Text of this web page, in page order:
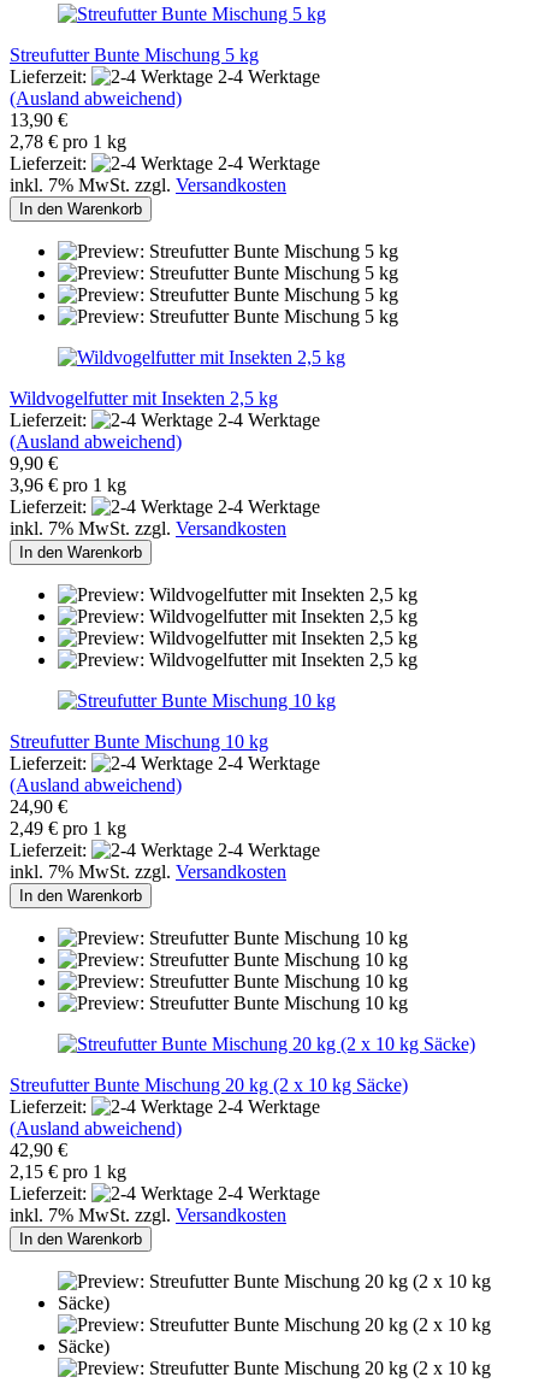
Streufutter Bunte Mischung 5 kg
Lieferzeit:
2-4 Werktage
(Ausland abweichend)
13,90 €
2,78 € pro 1 kg
Lieferzeit:
2-4 Werktage
inkl. 7% MwSt. zzgl. Versandkosten
In den Warenkorb
Wildvogelfutter mit Insekten 2,5 kg
Lieferzeit:
2-4 Werktage
(Ausland abweichend)
9,90 €
3,96 € pro 1 kg
Lieferzeit:
2-4 Werktage
inkl. 7% MwSt. zzgl. Versandkosten
In den Warenkorb
Streufutter Bunte Mischung 10 kg
Lieferzeit:
2-4 Werktage
(Ausland abweichend)
24,90 €
2,49 € pro 1 kg
Lieferzeit:
2-4 Werktage
inkl. 7% MwSt. zzgl. Versandkosten
In den Warenkorb
Streufutter Bunte Mischung 20 kg (2 x 10 kg Säcke)
Lieferzeit:
2-4 Werktage
(Ausland abweichend)
42,90 €
2,15 € pro 1 kg
Lieferzeit:
2-4 Werktage
inkl. 7% MwSt. zzgl. Versandkosten
In den Warenkorb